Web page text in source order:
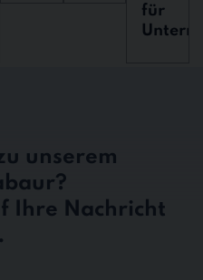
für
unserem
Ihre Nachricht